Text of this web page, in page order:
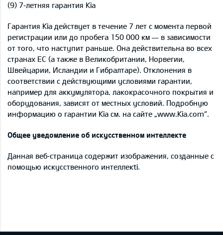
(9) 7‑летняя гарантия Kia
Гарантия Kia действует в течение 7 лет с момента первой
регистрации или до пробега 150 000 км — в зависимости
от того, что наступит раньше. Она действительна во всех
странах ЕС (а также в Великобритании, Норвегии,
Швейцарии, Исландии и Гибралтаре). Отклонения в
соответствии с действующими условиями гарантии,
например для аккумулятора, лакокрасочного покрытия и
оборудования, зависят от местных условий. Подробную
информацию о гарантии Kia см. на сайте „www.Kia.com“.
Общее уведомление об искусственном интеллекте
Данная веб‑страница содержит изображения, созданные с
помощью искусственного интеллекti.